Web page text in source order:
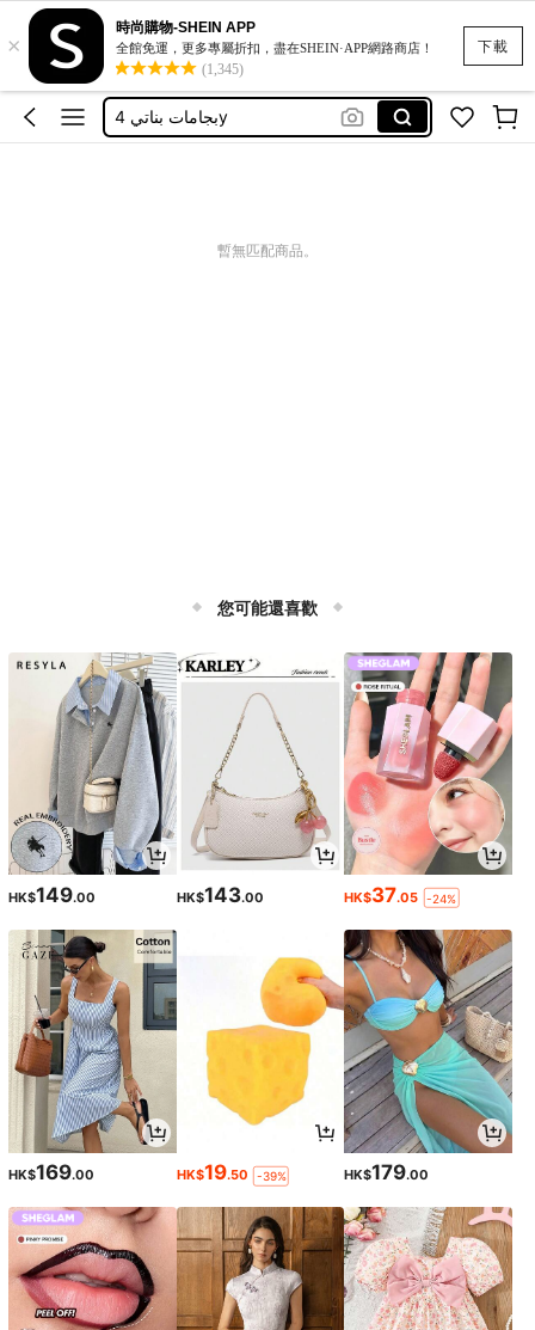
下載
×
時尚購物-SHEIN APP
全館免運，更多專屬折扣，盡在SHEIN·APP網路商店！
(1,345)
بجامة بناتي عمر ٤ سنوات
بجايم بناتي عمر ٦ سنه
بجامات بناتي 4y
بجايم بناتي عمر ٦ سنه
暫無匹配商品。
您可能還喜歡
HK$149.00 HK$143.00 HK$37.05 -24%
HK$169.00 HK$19.50 -39% HK$179.00